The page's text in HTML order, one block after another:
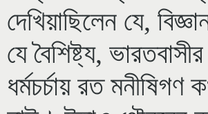
দেখিয়াছিলেন যে,
যে বৈশিষ্ট্য,
ধর্মচর্চায় রত